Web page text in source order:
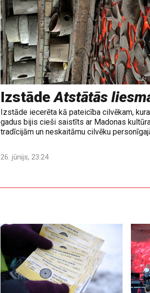
IzstādeAtstātās
Izstāde iecerēta kā pateicība cilvēkam,
gadus bijis cieši saistīts ar Madonas
tradīcijām un neskaitāmu cilvēku
26. jūnijs, 23:24